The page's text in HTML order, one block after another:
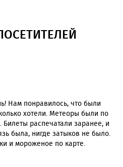
Нам понравилось, что были
хотели. Метеоры были по
распечатали заранее, и
была, нигде затыков не было.
и мороженое по карте.